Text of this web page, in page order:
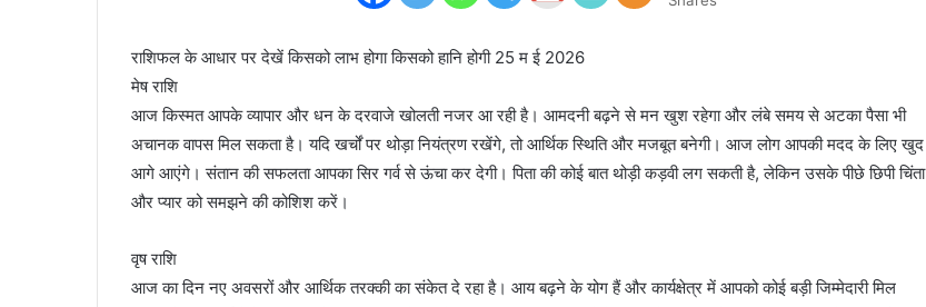
राशिफल के आधार पर देखें किसको लाभ होगा किसको हानि होगी 25 म ई 2026
मेष राशि
आज किस्मत आपके व्यापार और धन के दरवाजे खोलती नजर आ रही है। आमदनी बढ़ने से मन खुश रहेगा और लंबे समय से अटका पैसा भी
अचानक वापस मिल सकता है। यदि खर्चों पर थोड़ा नियंत्रण रखेंगे, तो आर्थिक स्थिति और मजबूत बनेगी। आज लोग आपकी मदद के लिए खुद
आगे आएंगे। संतान की सफलता आपका सिर गर्व से ऊंचा कर देगी। पिता की कोई बात थोड़ी कड़वी लग सकती है, लेकिन उसके पीछे छिपी चिंता
और प्यार को समझने की कोशिश करें।
वृष राशि
आज का दिन नए अवसरों और आर्थिक तरक्की का संकेत दे रहा है। आय बढ़ने के योग हैं और कार्यक्षेत्र में आपको कोई बड़ी जिम्मेदारी मिल